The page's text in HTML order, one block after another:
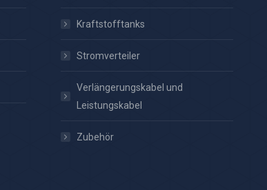
Kraftstofftanks
Stromverteiler
Verlängerungskabel und
Leistungskabel
Zubehör